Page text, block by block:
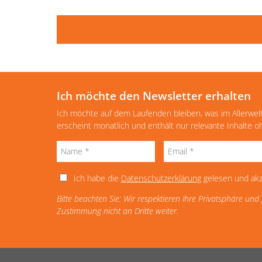
Ich möchte den Newsletter erhalten
Ich möchte auf dem Laufenden bleiben, was im
erscheint monatlich und enthält nur relevante Inhalte
Ich habe die Datenschutzerklärunggelesen und
Bitte beachten Sie: Wir respektieren Ihre Privatsphäre
Zustimmung nicht an Dritte weiter.